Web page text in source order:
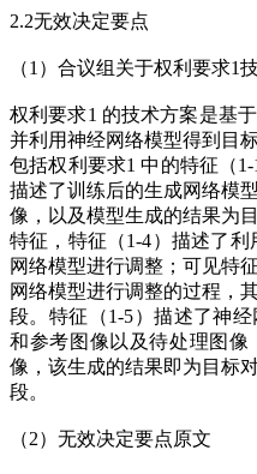
2.2无效决定要点
（1）合议组关于权利要求1
权利要求1 的技术方案是基
并利用神经网络模型得到目
包括权利要求1 中的特征（1-
描述了训练后的生成网络模
像，以及模型生成的结果为
特征，特征（1-4）描述了
网络模型进行调整；可见特
网络模型进行调整的过程，
段。特征（1-5）描述了神
和参考图像以及待处理图像
像，该生成的结果即为目标
段。
（2）无效决定要点原文